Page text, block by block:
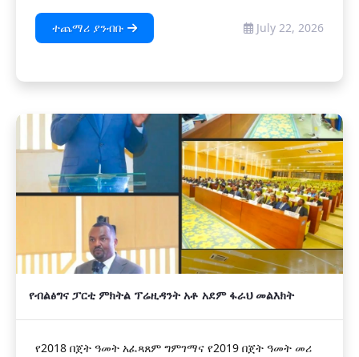
ተጨማሪ ያንብቡ July 22, 2026
የብልፅግና ፓርቲ ምክትል ፕሬዚዳንት አቶ አደም ፋራህ መልእክት
የ2018 በጀት ዓመት አፈጻጸም ግምገማና የ2019 በጀት ዓመት መሪ